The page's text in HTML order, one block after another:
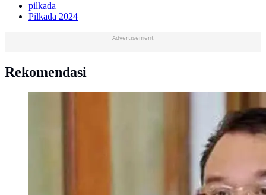
pilkada
Pilkada 2024
Advertisement
Rekomendasi